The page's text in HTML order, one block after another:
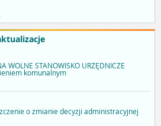
WOLNE STANOWISKO URZĘDNICZE
komunalnym
o zmianie decyzji administracyjnej